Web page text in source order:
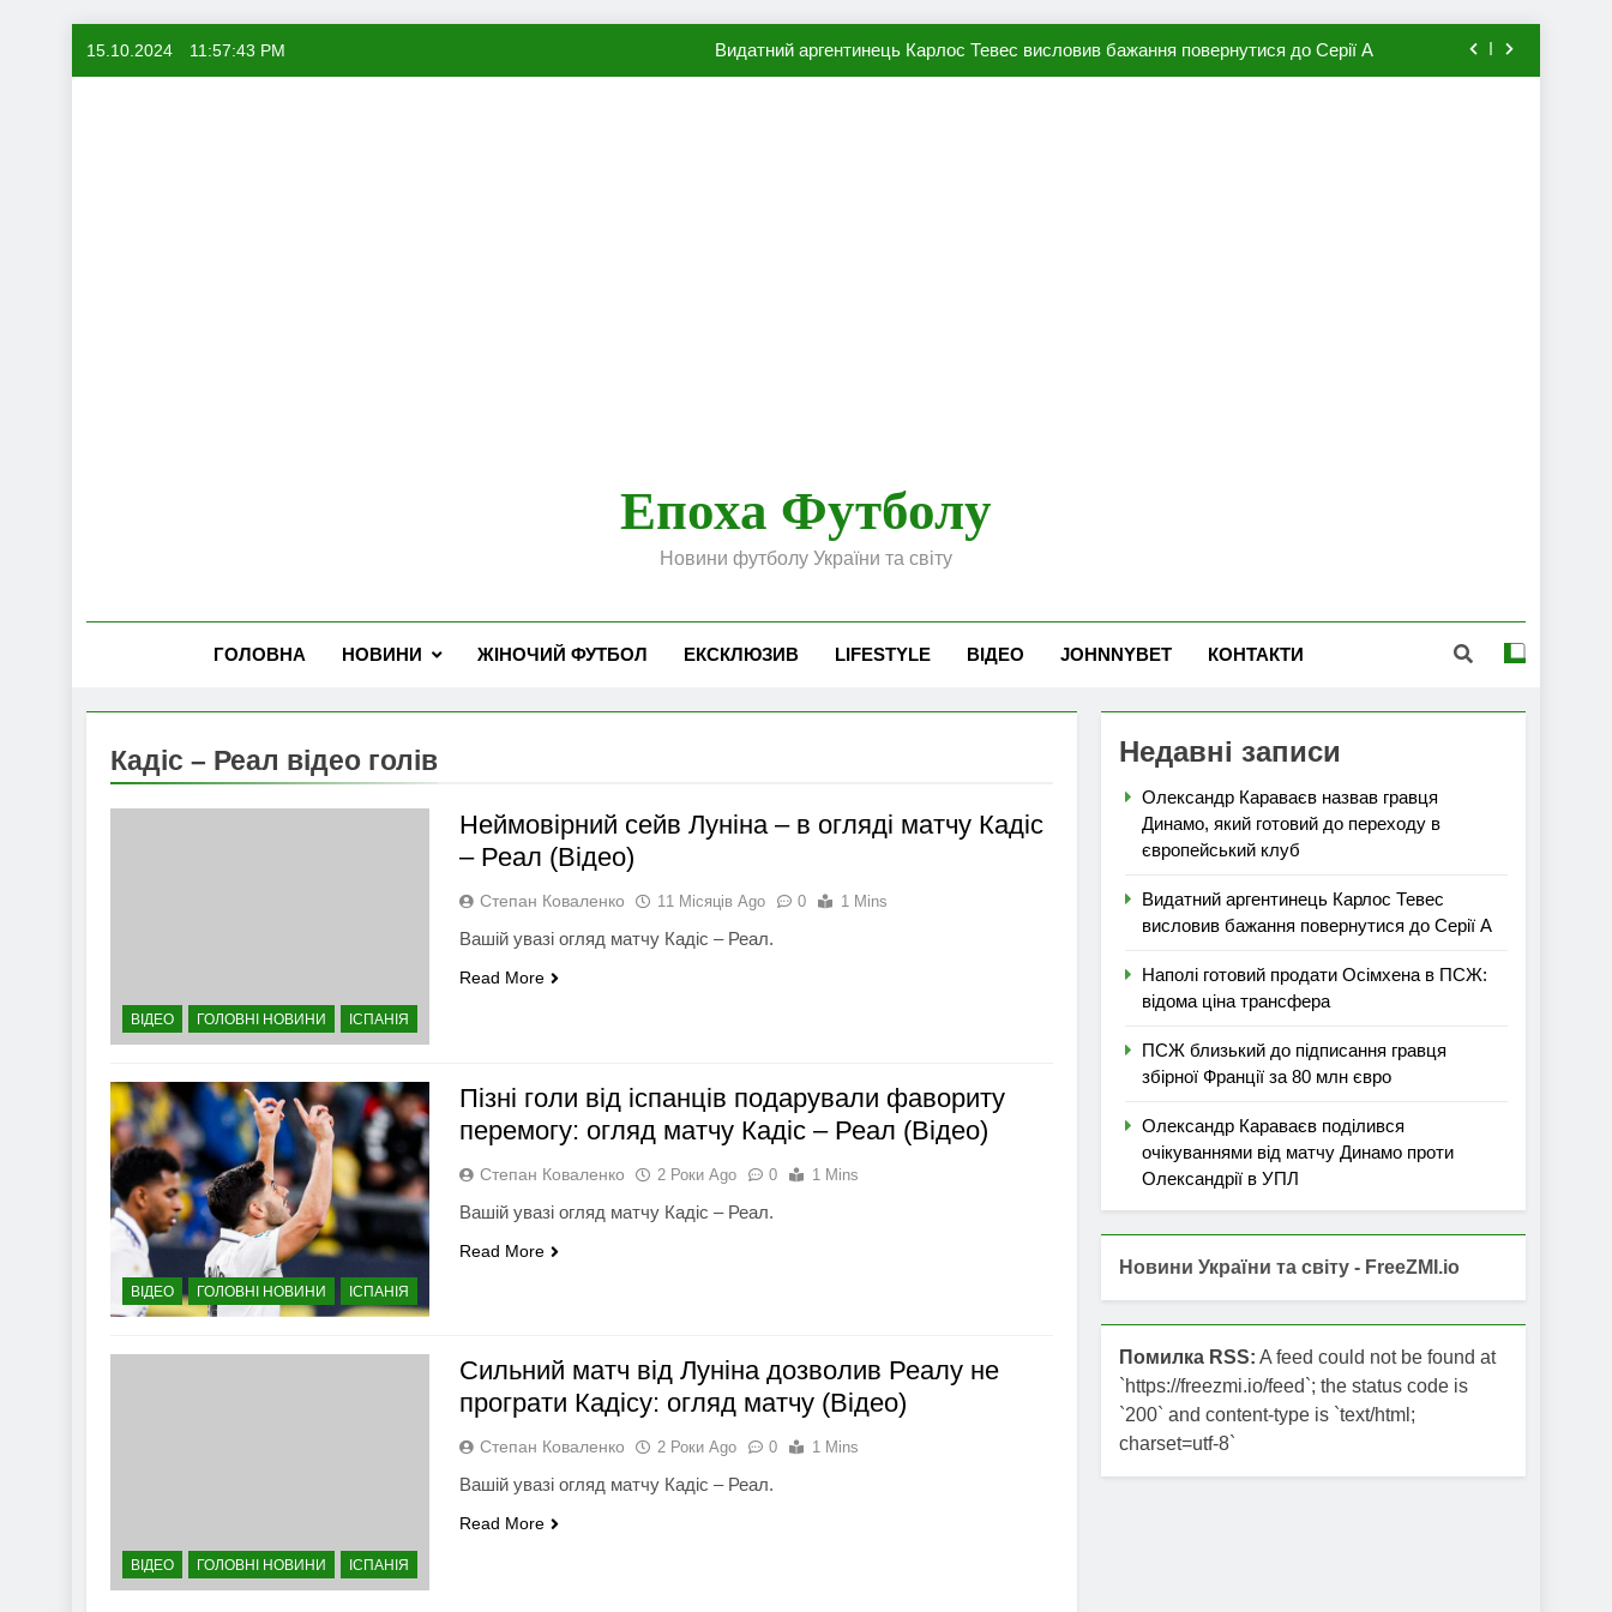
15.10.2024 11:57:43 PM Видатний аргентинець Карлос Тевес висловив бажання повернутися до Серії А
Епоха Футболу
Новини футболу України та світу
ГОЛОВНА НОВИНИ ЖІНОЧИЙ ФУТБОЛ ЕКСКЛЮЗИВ LIFESTYLE ВІДЕО JOHNNYBET КОНТАКТИ
Кадіс – Реал відео голів
ВІДЕО ГОЛОВНІ НОВИНИ ІСПАНІЯ
Неймовірний сейв Луніна – в огляді матчу Кадіс
– Реал (Відео)
Степан Коваленко 11 Місяців Ago 0 1 Mins
Вашій увазі огляд матчу Кадіс – Реал.
Read More
ВІДЕО ГОЛОВНІ НОВИНИ ІСПАНІЯ
Пізні голи від іспанців подарували фавориту
перемогу: огляд матчу Кадіс – Реал (Відео)
Степан Коваленко 2 Роки Ago 0 1 Mins
Вашій увазі огляд матчу Кадіс – Реал.
Read More
ВІДЕО ГОЛОВНІ НОВИНИ ІСПАНІЯ
Сильний матч від Луніна дозволив Реалу не
програти Кадісу: огляд матчу (Відео)
Степан Коваленко 2 Роки Ago 0 1 Mins
Вашій увазі огляд матчу Кадіс – Реал.
Read More
Недавні записи
Олександр Караваєв назвав гравця
Динамо, який готовий до переходу в
європейський клуб
Видатний аргентинець Карлос Тевес
висловив бажання повернутися до Серії А
Наполі готовий продати Осімхена в ПСЖ:
відома ціна трансфера
ПСЖ близький до підписання гравця
збірної Франції за 80 млн євро
Олександр Караваєв поділився
очікуваннями від матчу Динамо проти
Олександрії в УПЛ
Новини України та світу - FreeZMI.io
Помилка RSS: A feed could not be found at
`https://freezmi.io/feed`; the status code is
`200` and content-type is `text/html;
charset=utf-8`